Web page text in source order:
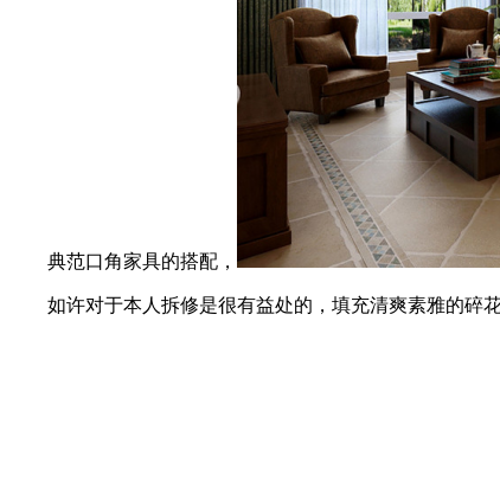
典范口角家具的搭配，
如许对于本人拆修是很有益处的，填充清爽素雅的碎花